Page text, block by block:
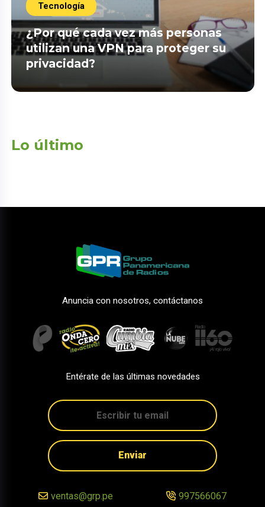
Tecnología
¿Por qué cada vez más personas
utilizan una VPN para proteger su
privacidad?
Lo último
Anuncia con nosotros, contáctanos
Entérate de las últimas novedades
Enviar
ventas@grp.pe 997566067